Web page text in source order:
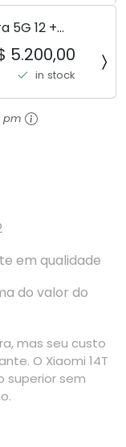
5G 12 +
8 Elite
para Jogos
5.200,00
in stock
pm
em qualidade
do valor do
mas seu custo
O Xiaomi 14T
superior sem